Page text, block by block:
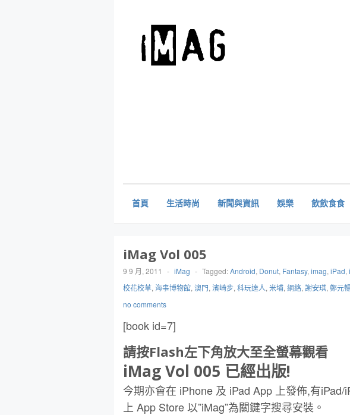
首頁 生活時尚 新聞與資訊 娛樂 飲飲食食
iMag Vol 005
9 9 月, 2011 - iMag - Tagged:Android, Donut, Fantasy, imag, iPad,
校花校草, 海事博物館, 澳門, 濱崎步, 科玩達人, 米埔, 網絡, 謝安琪, 鄭元
no comments
[book id=7]
請按Flash左下角放大至全螢幕觀看
iMag Vol 005 已經出版!
今期亦會在 iPhone 及 iPad App 上發佈,有
上 App Store 以”iMag”為關鍵字搜尋安裝。